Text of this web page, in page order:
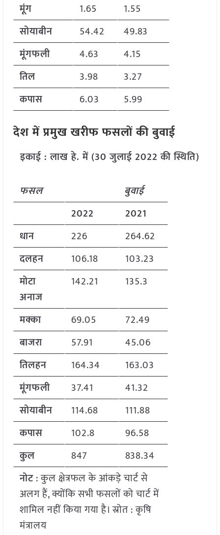
मूंग
1.65
1.55
सोयाबीन
54.42
49.83
मूंगफली
4.63
4.15
तिल
3.98
3.27
कपास
6.03 5.99
देश में प्रमुख खरीफ फसलों की बुवाई
इकाई : लाख हे. में (30 जुलाई 2022 की स्थिति)
फसल
बुवाई
2022
2021
धान
226
264.62
दलहन
106.18
103.23
मोटा
अनाज
142.21 135.3
मक्का 69.05
72.49
बाजरा
57.91
45.06
तिलहन
164.34
163.03
मूंगफली
37.41
41.32
सोयाबीन
114.68
111.88
कपास
102.8
96.58
कुल
847
838.34
नोट: कुल क्षेत्रफल के आंकड़े चार्ट से
अलग हैं, क्योंकि सभी फसलों को चार्ट में
शामिल नहीं किया गया है। स्रोत : कृषि
मंत्रालय